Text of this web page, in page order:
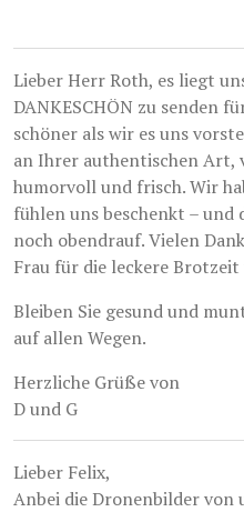
Lieber Herr Roth, es liegt
DANKESCHÖN zu senden
schöner als wir es uns
an Ihrer authentischen Art,
humorvoll und frisch. Wir
fühlen uns beschenkt – und
noch obendrauf. Vielen
Frau für die leckere
Bleiben Sie gesund und
auf allen Wegen.
Herzliche Grüße von
D und G
Lieber Felix,
Anbei die Dronenbilder von